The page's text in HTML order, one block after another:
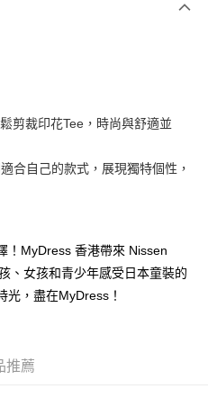
上免運費
上免運費
剪裁印花Tee，時尚與舒適並
合自己的款式，展現獨特個性，
！MyDress 香港帶來 Nissen
、女孩和青少年感受日本童裝的
光，盡在MyDress！
推薦